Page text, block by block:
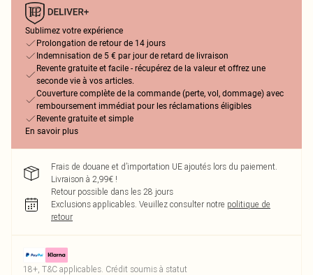
Sublimez votre expérience
Prolongation de retour de 14 jours
Indemnisation de 5 € par jour de retard de livraison
Revente gratuite et facile - récupérez de la valeur et offrez une
seconde vie à vos articles.
Couverture complète de la commande (perte, vol, dommage) avec
remboursement immédiat pour les réclamations éligibles
Revente gratuite et simple
En savoir plus
Frais de douane et d’importation UE ajoutés lors du paiement.
Livraison à 2,99€ !
Retour possible dans les 28 jours
Exclusions applicables. Veuillez consulter notre politique de
retour
18+, T&C applicables. Crédit soumis à statut